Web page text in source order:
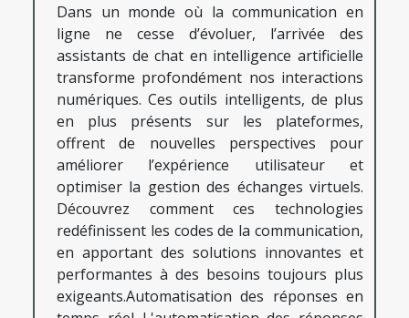
Dans un monde où la communication en
ligne ne cesse d’évoluer, l’arrivée des
assistants de chat en intelligence artificielle
transforme profondément nos interactions
numériques. Ces outils intelligents, de plus
en plus présents sur les plateformes,
offrent de nouvelles perspectives pour
améliorer l’expérience utilisateur et
optimiser la gestion des échanges virtuels.
Découvrez comment ces technologies
redéfinissent les codes de la communication,
en apportant des solutions innovantes et
performantes à des besoins toujours plus
exigeants.Automatisation des réponses en